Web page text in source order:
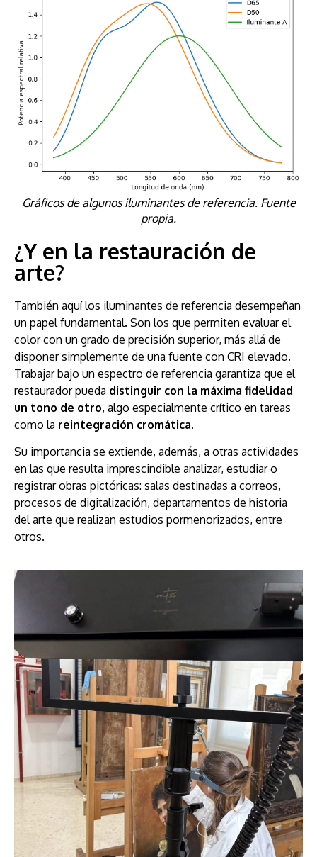
Gráficos de algunos iluminantes de referencia. Fuente
propia.
¿Y en la restauración de
arte?
También aquí los iluminantes de referencia desempeñan
un papel fundamental. Son los que permiten evaluar el
color con un grado de precisión superior, más allá de
disponer simplemente de una fuente con CRI elevado.
Trabajar bajo un espectro de referencia garantiza que el
restaurador pueda distinguir con la máxima fidelidad
un tono de otro, algo especialmente crítico en tareas
como la reintegración cromática.
Su importancia se extiende, además, a otras actividades
en las que resulta imprescindible analizar, estudiar o
registrar obras pictóricas: salas destinadas a correos,
procesos de digitalización, departamentos de historia
del arte que realizan estudios pormenorizados, entre
otros.